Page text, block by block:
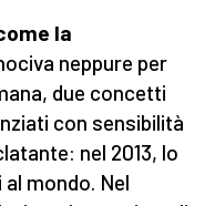
la
neppure per
due concetti
con sensibilità
nel 2013, lo
mondo. Nel